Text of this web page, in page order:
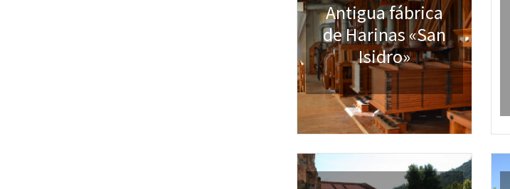
Antigua fábrica
de Harinas «San
Isidro»